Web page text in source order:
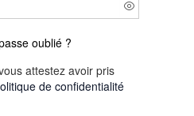
oublié ?
attestez avoir pris
de confidentialité